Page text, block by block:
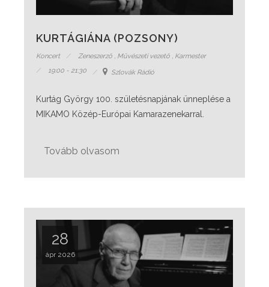
KURTÁGIÁNA (POZSONY)
Koncert Zeneszerző , Művészeti vezető , Karmester
19:00 - 21:30
Szlovák Rádió
Kurtág György 100. születésnapjának ünneplése a
MIKAMO Közép-Európai Kamarazenekarral.
Tovább olvasom
28
ápr 2026